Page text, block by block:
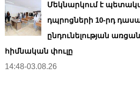
Մեկնարկում է
դպրոցների 10-րդ
ընդունելության
հիմնական փուլը
14:48-03.08.26